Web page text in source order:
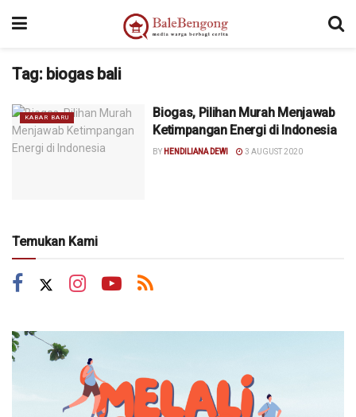
Tag: biogas bali
KABAR BARU
Biogas, Pilihan Murah Menjawab
Ketimpangan Energi di Indonesia
BY HENDILIANA DEWI 3 AUGUST 2020
Temukan Kami